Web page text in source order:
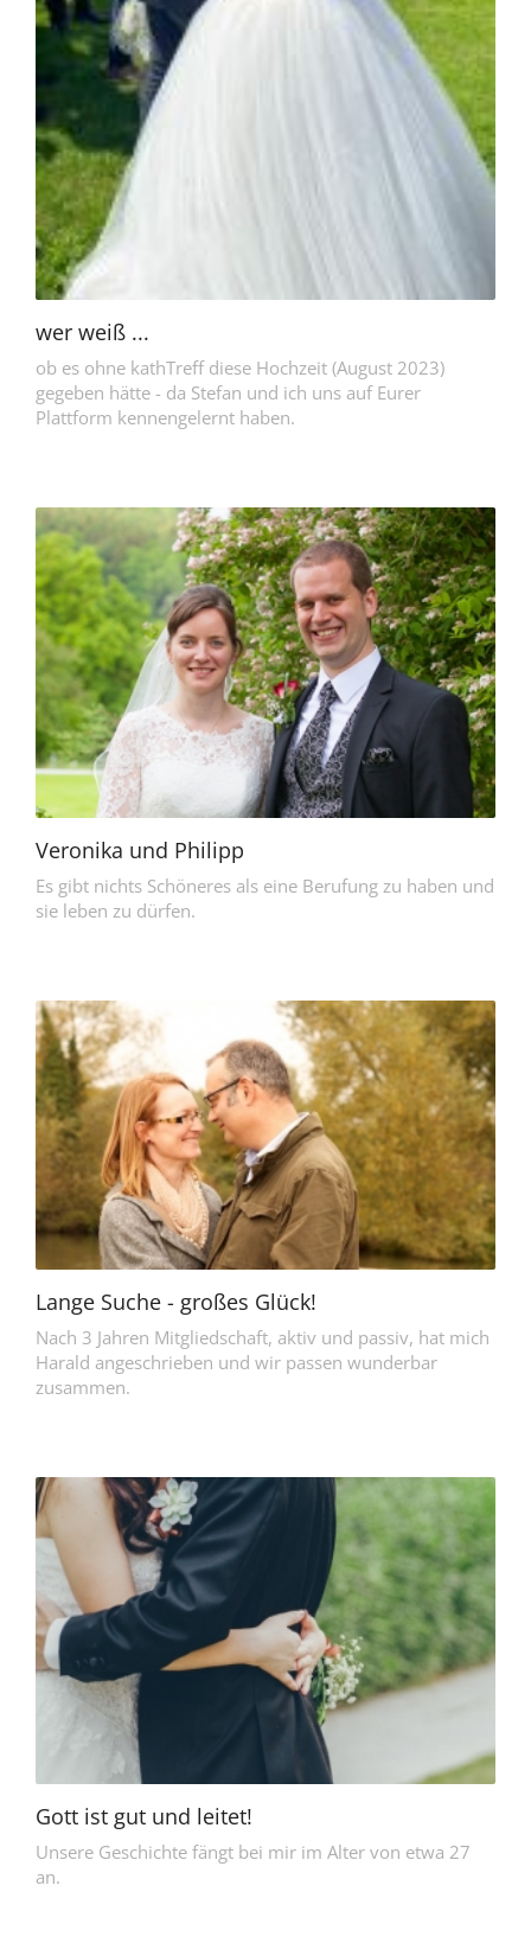
wer weiß ...
ob es ohne kathTreff diese Hochzeit (August 2023)
gegeben hätte - da Stefan und ich uns auf Eurer
Plattform kennengelernt haben.
Veronika und Philipp
Es gibt nichts Schöneres als eine Berufung zu haben und
sie leben zu dürfen.
Lange Suche - großes Glück!
Nach 3 Jahren Mitgliedschaft, aktiv und passiv, hat mich
Harald angeschrieben und wir passen wunderbar
zusammen.
Gott ist gut und leitet!
Unsere Geschichte fängt bei mir im Alter von etwa 27
an.